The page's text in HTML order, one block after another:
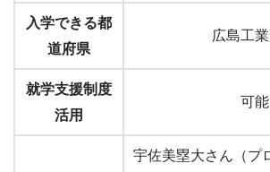
入学できる都
道府県
広島工
就学支援制度
活用
可能
宇佐美塁大さん（プ